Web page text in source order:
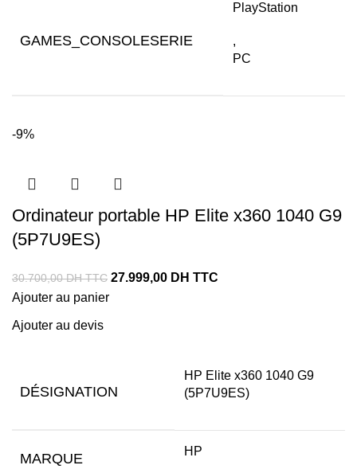
GAMES_CONSOLESERIE
PlayStation
,
PC
-9%
Ordinateur portable HP Elite x360 1040 G9
(5P7U9ES)
30.700,00DH TTC 27.999,00 DH TTC
Ajouter au panier
Ajouter au devis
DÉSIGNATION
HP Elite x360 1040 G9
(5P7U9ES)
MARQUE HP